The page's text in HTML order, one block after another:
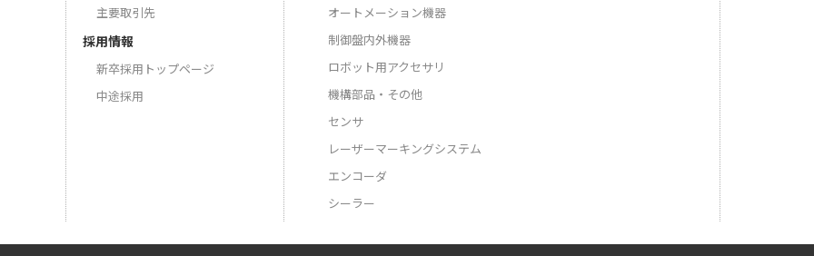
主要取引先
採用情報
新卒採用トップページ
中途採用
オートメーション機器
制御盤内外機器
ロボット用アクセサリ
機構部品・その他
センサ
レーザーマーキングシステム
エンコーダ
シーラー